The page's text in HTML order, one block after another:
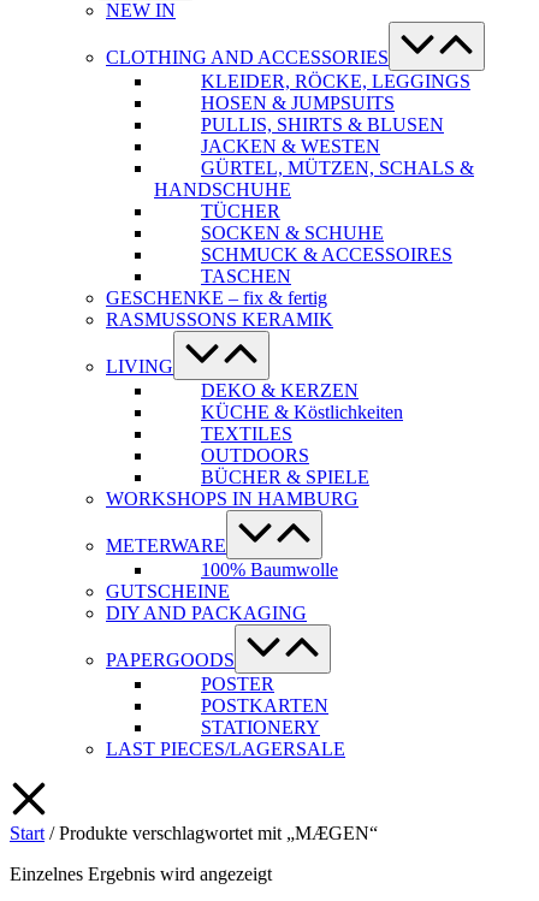
NEW IN
CLOTHING AND ACCESSORIES
Menü-
Schalter
KLEIDER, RÖCKE, LEGGINGS
HOSEN & JUMPSUITS
PULLIS, SHIRTS & BLUSEN
JACKEN & WESTEN
GÜRTEL, MÜTZEN, SCHALS &
HANDSCHUHE
TÜCHER
SOCKEN & SCHUHE
SCHMUCK & ACCESSOIRES
TASCHEN
GESCHENKE – fix & fertig
RASMUSSONS KERAMIK
LIVING
Menü-
Schalter
DEKO & KERZEN
KÜCHE & Köstlichkeiten
TEXTILES
OUTDOORS
BÜCHER & SPIELE
WORKSHOPS IN HAMBURG
METERWARE
Menü-
Schalter
100% Baumwolle
GUTSCHEINE
DIY AND PACKAGING
PAPERGOODS
Menü-
Schalter
POSTER
POSTKARTEN
STATIONERY
LAST PIECES/LAGERSALE
Start / Produkte verschlagwortet mit „MÆGEN“
Einzelnes Ergebnis wird angezeigt